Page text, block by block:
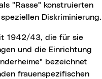
"Rasse" konstruierten
Diskriminierung.
und die Einrichtung
bezeichnet
frauenspezifischen